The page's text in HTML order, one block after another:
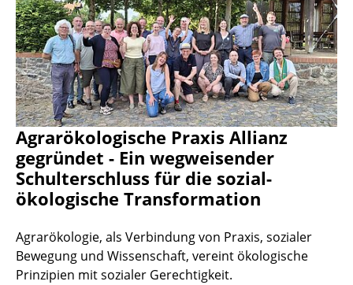
Agrarökologische Praxis Allianz
gegründet - Ein wegweisender
Schulterschluss für die sozial-
ökologische Transformation
Agrarökologie, als Verbindung von Praxis, sozialer
Bewegung und Wissenschaft, vereint ökologische
Prinzipien mit sozialer Gerechtigkeit.